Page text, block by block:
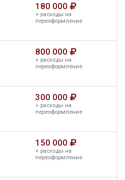
180 000
+ расходы на
переоформление
800 000
+ расходы на
переоформление
300 000
+ расходы на
переоформление
150 000
+ расходы на
переоформление